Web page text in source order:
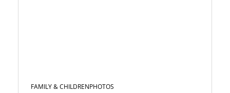
FAMILY & CHILDRENPHOTOS